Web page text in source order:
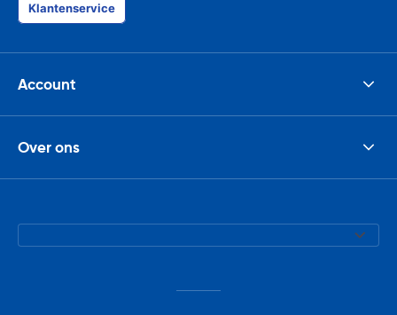
Klantenservice
Account
Over ons